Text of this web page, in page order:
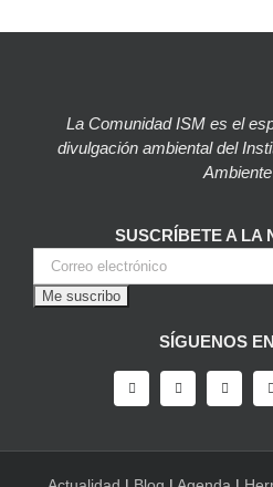
La Comunidad ISM es el
divulgación ambiental del
SUSCRÍBETE A LA
SÍGUENOS